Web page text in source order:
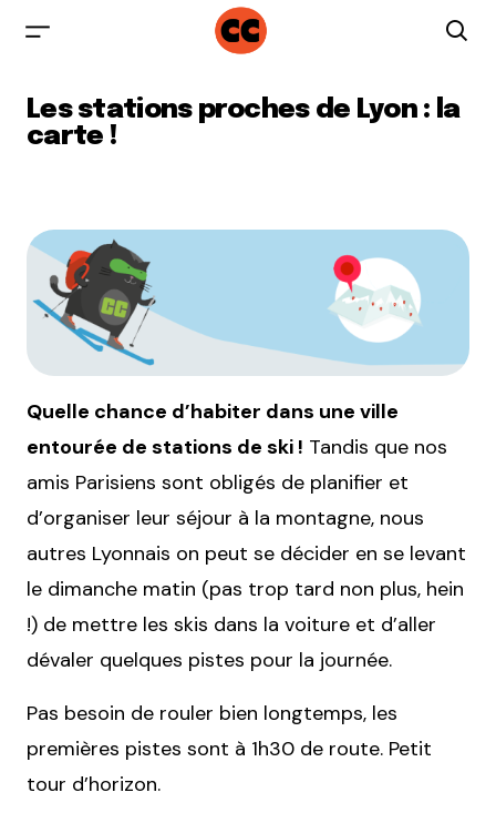
Les stations proches de Lyon : la
carte !
Quelle chance d’habiter dans une ville
entourée de stations de ski ! Tandis que nos
amis Parisiens sont obligés de planifier et
d’organiser leur séjour à la montagne, nous
autres Lyonnais on peut se décider en se levant
le dimanche matin (pas trop tard non plus, hein
!) de mettre les skis dans la voiture et d’aller
dévaler quelques pistes pour la journée.
Pas besoin de rouler bien longtemps, les
premières pistes sont à 1h30 de route. Petit
tour d’horizon.